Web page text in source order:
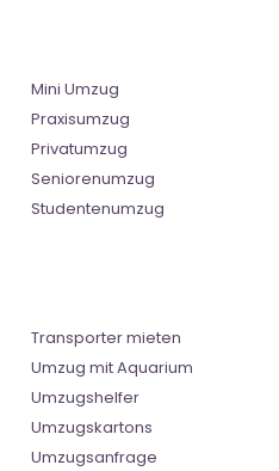
Mini Umzug
Praxisumzug
Privatumzug
Seniorenumzug
Studentenumzug
Transporter mieten
Umzug mit Aquarium
Umzugshelfer
Umzugskartons
Umzugsanfrage